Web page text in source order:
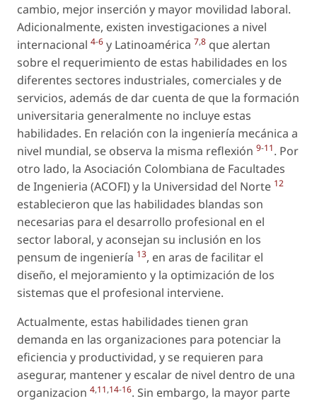
cambio, mejor inserción y mayor movilidad laboral.
Adicionalmente, existen investigaciones a nivel
internacional 4-6 y Latinoamérica 7,8 que alertan
sobre el requerimiento de estas habilidades en los
diferentes sectores industriales, comerciales y de
servicios, además de dar cuenta de que la formación
universitaria generalmente no incluye estas
habilidades. En relación con la ingeniería mecánica a
nivel mundial, se observa la misma reflexión 9-11. Por
otro lado, la Asociación Colombiana de Facultades
de Ingenieria (ACOFI) y la Universidad del Norte 12
establecieron que las habilidades blandas son
necesarias para el desarrollo profesional en el
sector laboral, y aconsejan su inclusión en los
pensum de ingeniería 13, en aras de facilitar el
diseño, el mejoramiento y la optimización de los
sistemas que el profesional interviene.
Actualmente, estas habilidades tienen gran
demanda en las organizaciones para potenciar la
eficiencia y productividad, y se requieren para
asegurar, mantener y escalar de nivel dentro de una
organizacion 4,11,14-16. Sin embargo, la mayor parte